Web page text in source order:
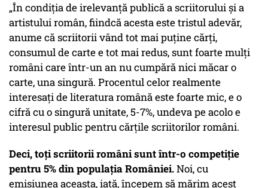
„În condiția de irelevanță publică a scriitorului și a
artistului român, fiindcă acesta este tristul adevăr,
anume că scriitorii vând tot mai puține cărți,
consumul de carte e tot mai redus, sunt foarte mulți
români care într-un an nu cumpără nici măcar o
carte, una singură. Procentul celor realmente
interesați de literatura română este foarte mic, e o
cifră cu o singură unitate, 5-7%, undeva pe acolo e
interesul public pentru cărțile scriitorilor români.
Deci, toți scriitorii români sunt într-o competiție
pentru 5% din populația României.Noi, cu
emisiunea aceasta, iată, începem să mărim acest